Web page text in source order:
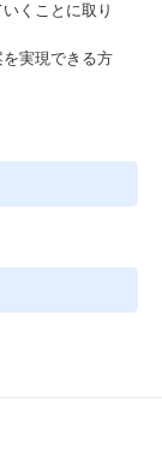
くことに取り
実現できる方